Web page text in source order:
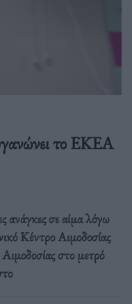
το ΕΚΕΑ
ανάγκες σε αίμα λόγω
Κέντρο Αιμοδοσίας
στο μετρό